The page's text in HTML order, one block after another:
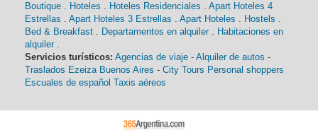
Boutique . Hoteles . Hoteles Residenciales . Apart Hoteles 4
Estrellas . Apart Hoteles 3 Estrellas . Apart Hoteles . Hostels .
Bed & Breakfast . Departamentos en alquiler . Habitaciones en
alquiler .
Servicios turísticos: Agencias de viaje - Alquiler de autos -
Traslados Ezeiza Buenos Aires - City Tours Personal shoppers
Escuales de español Taxis aéreos